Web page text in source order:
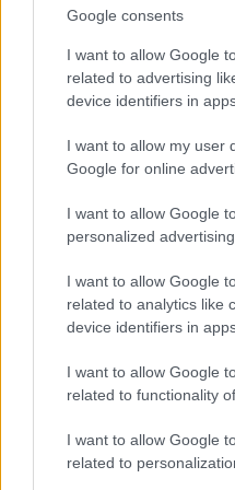
Google consents
I want to allow Google
related to advertising
device identifiers in
I want to allow my user
Google for online
I want to allow Google
personalized advertising.
I want to allow Google
related to analytics like
device identifiers in
I want to allow Google
related to functionality
I want to allow Google
related to
εκδοχή με σολομό. Ο
υψηλή ποιότητα, τα
καλοφτιαγμένα, ενώ
και banoffee μέχρι
ολοκληρώνουν ιδανικά
πλήρες brunch μαζί με
Σαντορινιός
Δωριέων 8, τηλ: 210